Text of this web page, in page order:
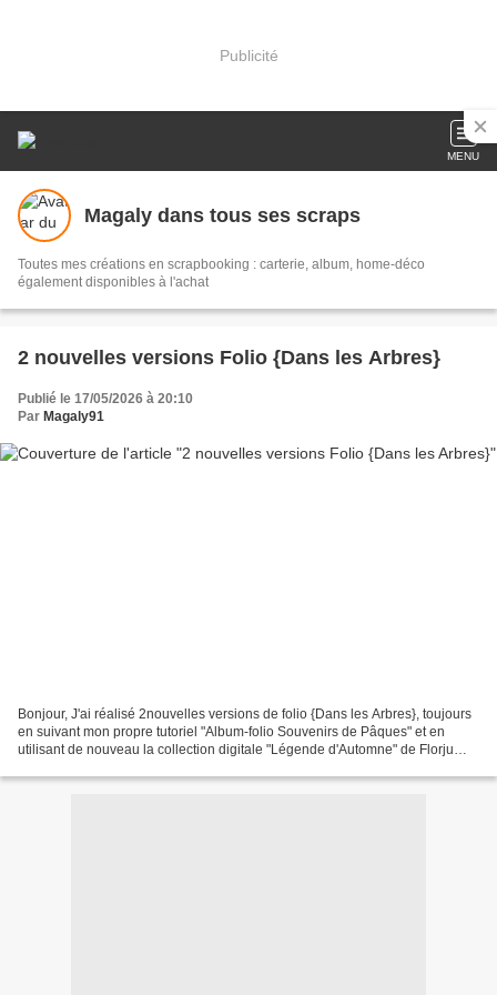
Publicité
MENU
Magaly dans tous ses scraps
Toutes mes créations en scrapbooking : carterie, album, home-déco
également disponibles à l'achat
2 nouvelles versions Folio {Dans les Arbres}
Publié le 17/05/2026 à 20:10
Par Magaly91
Bonjour, J'ai réalisé 2nouvelles versions de folio {Dans les Arbres}, toujours
en suivant mon propre tutoriel "Album-folio Souvenirs de Pâques" et en
utilisant de nouveau la collection digitale "Légende d'Automne" de Florju